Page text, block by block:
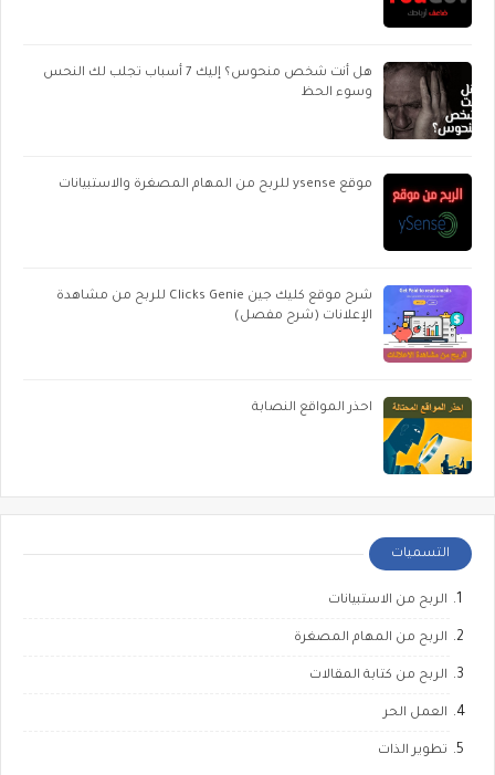
هل أنت شخص منحوس؟ إليك 7 أسباب تجلب لك النحس
وسوء الحظ
موقع ysense للربح من المهام المصغرة والاستبيانات
شرح موقع كليك جين Clicks Genie للربح من مشاهدة
الإعلانات (شرح مفصل)
احذر المواقع النصابة
التسميات
الربح من الاستبيانات
الربح من المهام المصغرة
الربح من كتابة المقالات
العمل الحر
تطوير الذات